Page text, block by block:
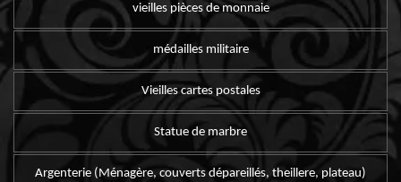
vieilles pièces de monnaie
médailles militaire
Vieilles cartes postales
Statue de marbre
Argenterie (Ménagère, couverts dépareillés, theillere, plateau)